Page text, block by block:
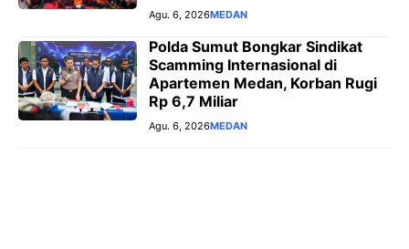
Agu. 6, 2026MEDAN
Polda Sumut Bongkar Sindikat
Scamming Internasional di
Apartemen Medan, Korban Rugi
Rp 6,7 Miliar
Agu. 6, 2026MEDAN